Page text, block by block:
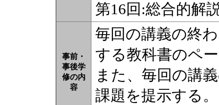
第16回:総合的解
事前・
事後学
修の内
容
毎回の講義の終
する教科書のペ
また、毎回の講
課題を提示する。